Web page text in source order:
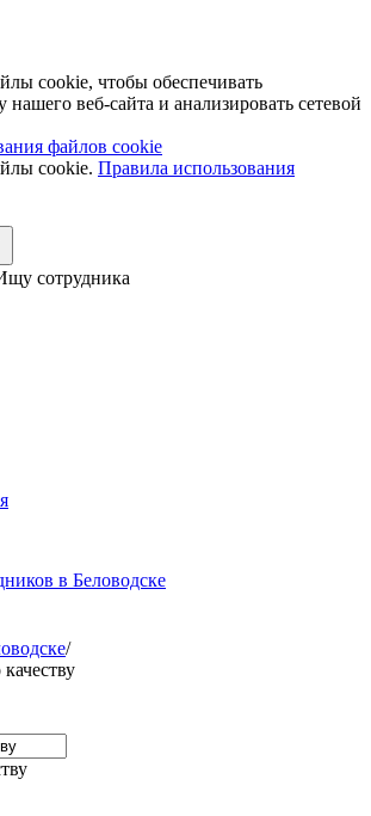
cookie, чтобы обеспечивать
веб-сайта и анализировать сетевой
файлов cookie
cookie. Правила использования
сотрудника
в Беловодске
/